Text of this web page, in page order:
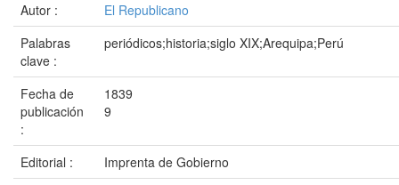
Autor :
El Republicano
Palabras
clave :
periódicos;historia;siglo XIX;Arequipa;Perú
Fecha de
publicación
:
1839
9
Editorial :
Imprenta de Gobierno